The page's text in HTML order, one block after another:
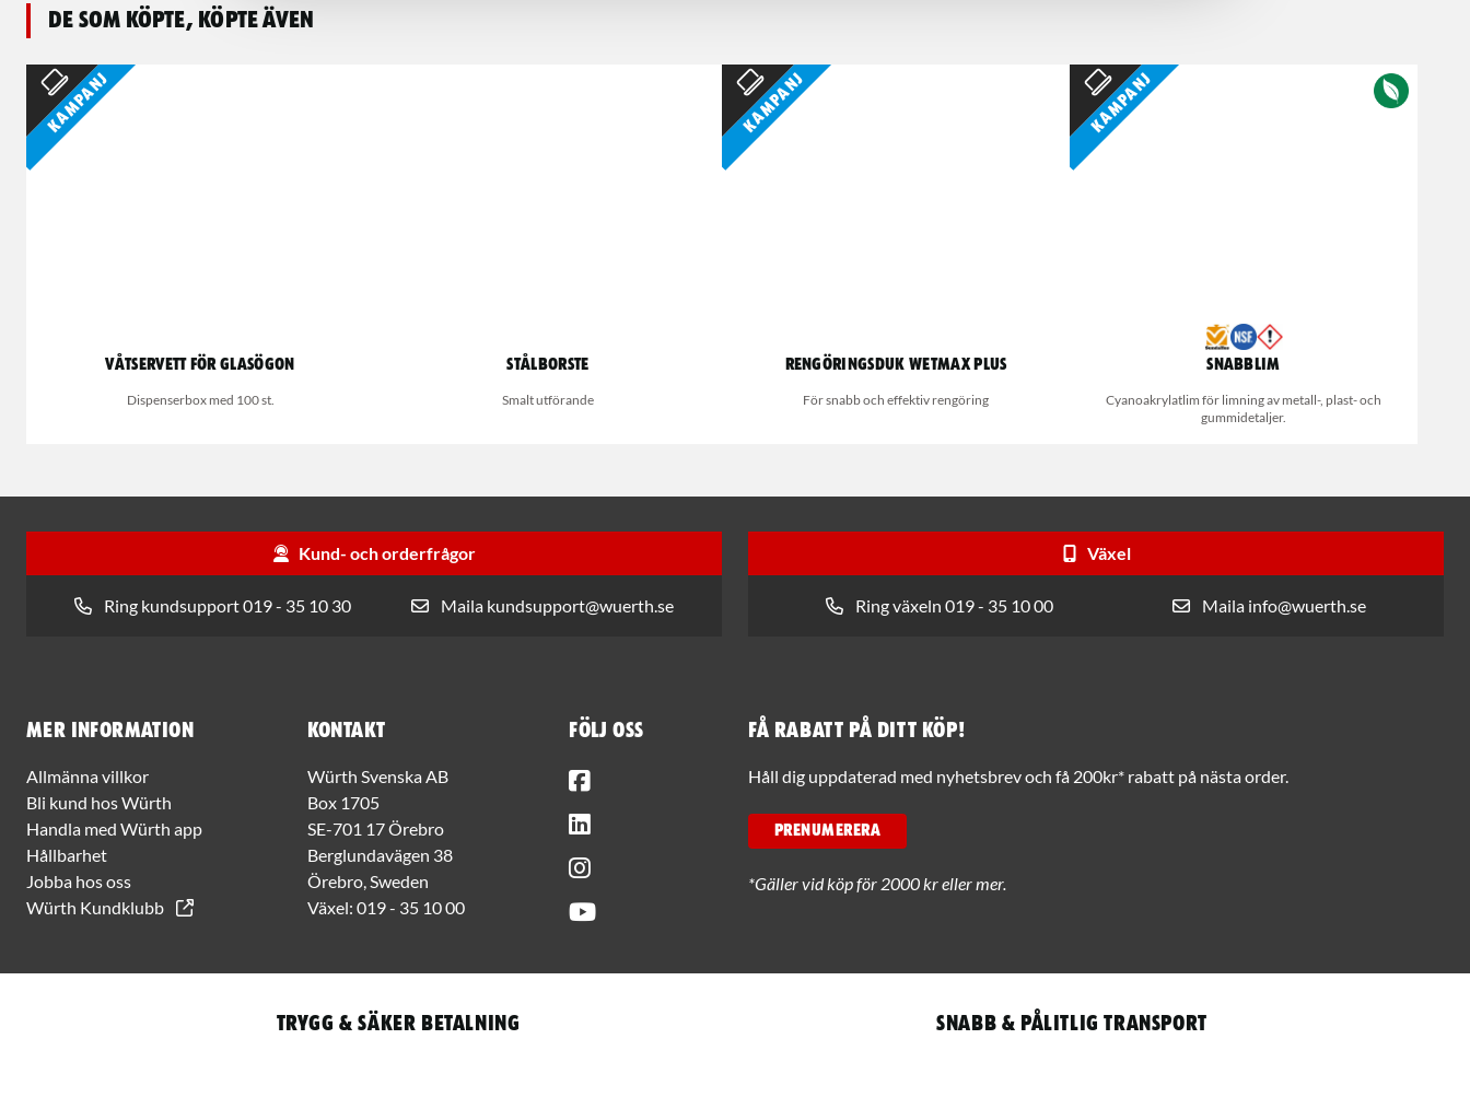
De som köpte, köpte även
Kampanj
Våtservett för glasögon
Dispenserbox med 100 st.
Stålborste
Smalt utförande
Kampanj
Rengöringsduk Wetmax Plus
För snabb och effektiv rengöring
Kampanj
Snabblim
Cyanoakrylatlim för limning av metall-, plast- och
gummidetaljer.
Kund- och orderfrågor
Ring kundsupport 019 - 35 10 30 Maila kundsupport@wuerth.se
Växel
Ring växeln 019 - 35 10 00 Maila info@wuerth.se
Mer information
Allmänna villkor
Bli kund hos Würth
Handla med Würth app
Hållbarhet
Jobba hos oss
Würth Kundklubb
Kontakt
Würth Svenska AB
Box 1705
SE-701 17 Örebro
Berglundavägen 38
Örebro, Sweden
Växel: 019 - 35 10 00
Följ oss Få rabatt på ditt köp!
Håll dig uppdaterad med nyhetsbrev och få 200kr* rabatt på nästa order.
PRENUMERERA
*Gäller vid köp för 2000 kr eller mer.
Trygg & säker betalning Snabb & pålitlig transport